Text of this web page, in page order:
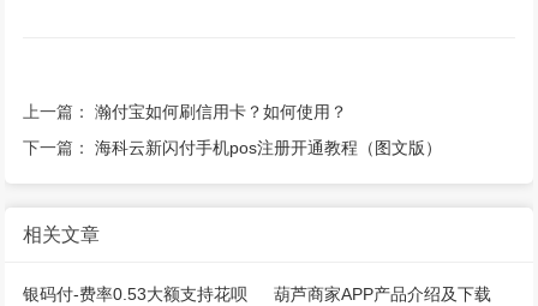
上一篇：瀚付宝如何刷信用卡？如何使用？
下一篇：海科云新闪付手机pos注册开通教程（图文版）
相关文章
银码付-费率0.53大额支持花呗
葫芦商家APP产品介绍及下载